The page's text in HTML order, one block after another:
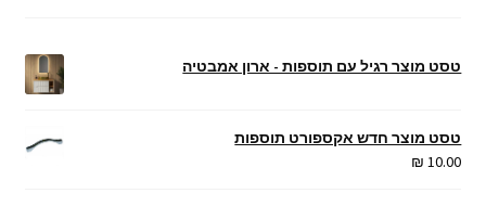
טסט מוצר רגיל עם תוספות - ארון אמבטיה
טסט מוצר חדש אקספורט תוספות
₪ 10.00